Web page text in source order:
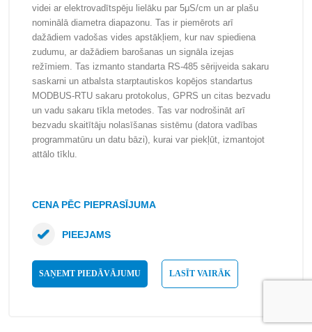
videi ar elektrovadītspēju lielāku par 5μS/cm un ar plašu
nominālā diametra diapazonu. Tas ir piemērots arī
dažādiem vadošas vides apstākļiem, kur nav spiediena
zudumu, ar dažādiem barošanas un signāla izejas
režīmiem. Tas izmanto standarta RS-485 sērijveida sakaru
saskarni un atbalsta starptautiskos kopējos standartus
MODBUS-RTU sakaru protokolus, GPRS un citas bezvadu
un vadu sakaru tīkla metodes. Tas var nodrošināt arī
bezvadu skaitītāju nolasīšanas sistēmu (datora vadības
programmatūru un datu bāzi), kurai var piekļūt, izmantojot
attālo tīklu.
CENA PĒC PIEPRASĪJUMA
SAŅEMT PIEDĀVĀJUMU LASĪT VAIRĀK
PIEEJAMS